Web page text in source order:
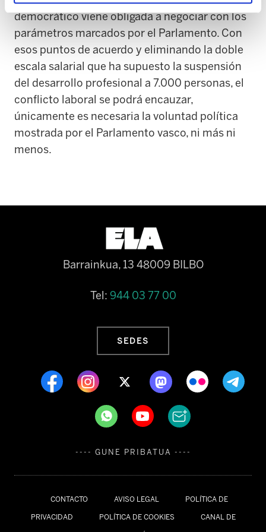
democrático viene obligada a negociar con los
parámetros marcados por el Parlamento. Con
esos puntos de acuerdo y eliminando la doble
escala salarial que ha supuesto la suspensión
del desarrollo profesional a 7.000 personas, el
conflicto laboral se podrá encauzar,
únicamente es necesaria la voluntad política
mostrada por el Parlamento vasco, ni más ni
menos.
CONTACTO AVISO LEGAL POLÍTICA DE
PRIVACIDAD POLÍTICA DE COOKIES CANAL DE
Barrainkua, 13 48009 BILBO
Tel: 944 03 77 00
SEDES
---- GUNE PRIBATUA ----